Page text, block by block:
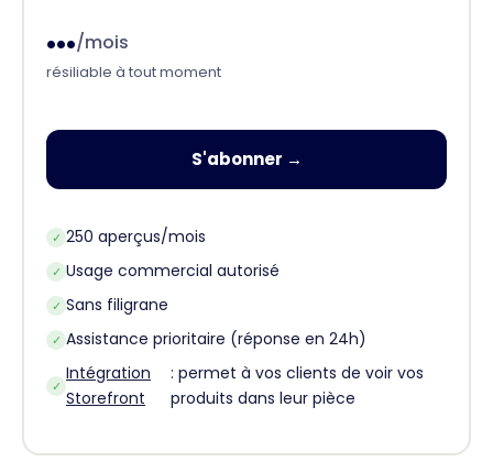
.../mois
résiliable à tout moment
S'abonner →
✓ 250 aperçus/mois
✓ Usage commercial autorisé
✓ Sans filigrane
✓ Assistance prioritaire (réponse en 24h)
✓
Intégration
Storefront
: permet à vos clients de voir vos
produits dans leur pièce